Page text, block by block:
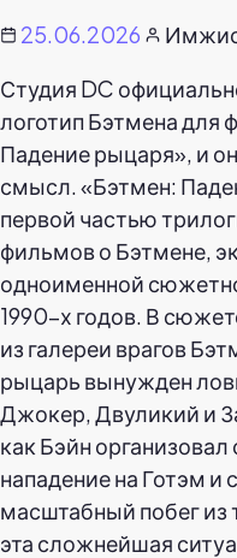
25.06.2026
Студия DC
логотип Бэтмена для
Падение рыцаря», и
смысл. «Бэтмен:
первой частью
фильмов о Бэтмене,
одноименной
1990-х годов. В
из галереи врагов
рыцарь вынужден
Джокер, Двуликий и
как Бэйн
нападение на Готэм и
масштабный побег из
эта сложнейшая